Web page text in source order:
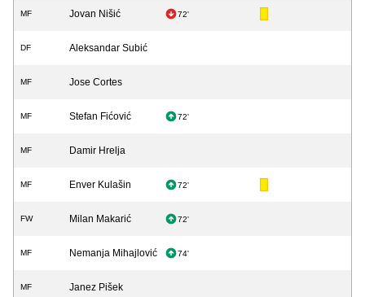
MF Jovan Nišić 72'
DF Aleksandar Subić
MF Jose Cortes
MF Stefan Fićović 72'
MF Damir Hrelja
MF Enver Kulašin 72'
FW Milan Makarić 72'
MF Nemanja Mihajlović 74'
MF Janez Pišek